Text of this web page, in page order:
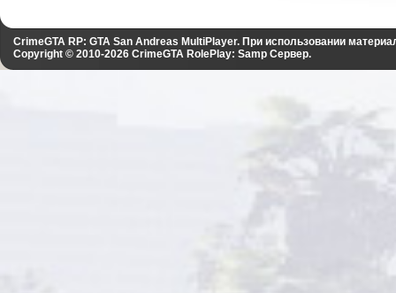
CrimeGTA RP: GTA San Andreas MultiPlayer. При использовании
Copyright © 2010-2026 CrimeGTA RolePlay: Samp Сервер.